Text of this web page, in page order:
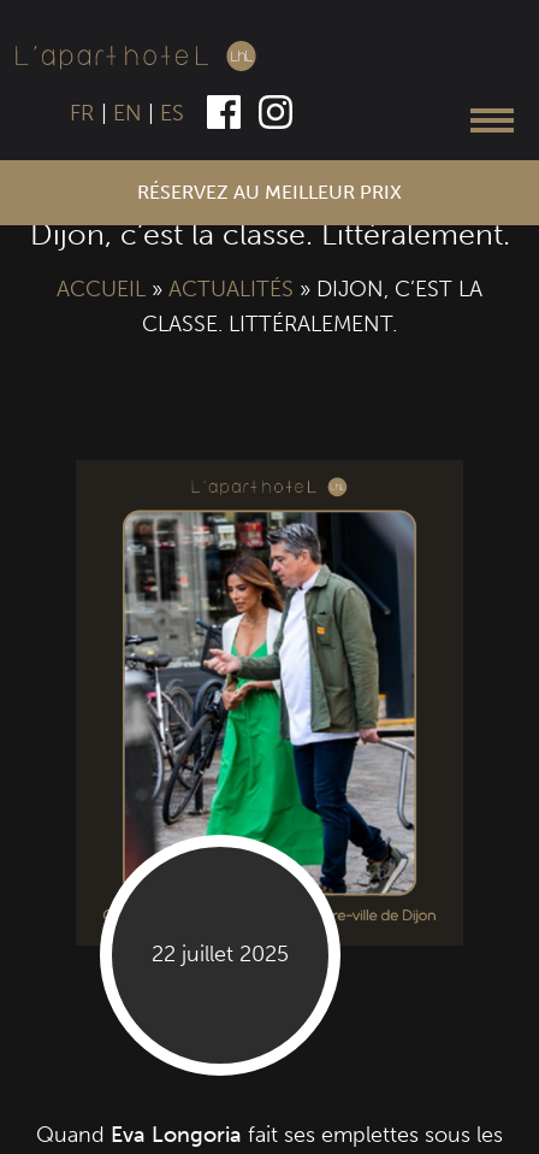
FR EN ES
RÉSERVEZ AU MEILLEUR PRIX
Dijon, c’est la classe. Littéralement.
ACCUEIL » ACTUALITÉS » DIJON, C’EST LA
CLASSE. LITTÉRALEMENT.
22 juillet 2025
Quand Eva Longoria fait ses emplettes sous les